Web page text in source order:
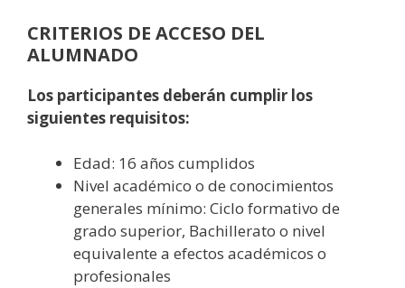
CRITERIOS DE ACCESO DEL
ALUMNADO
Los participantes deberán cumplir los
siguientes requisitos:
Edad: 16 años cumplidos
Nivel académico o de conocimientos
generales mínimo: Ciclo formativo de
grado superior, Bachillerato o nivel
equivalente a efectos académicos o
profesionales